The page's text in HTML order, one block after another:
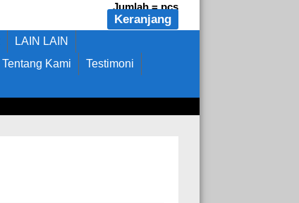
Jumlah =pcs
Keranjang
LAIN LAIN
Tentang Kami
Testimoni